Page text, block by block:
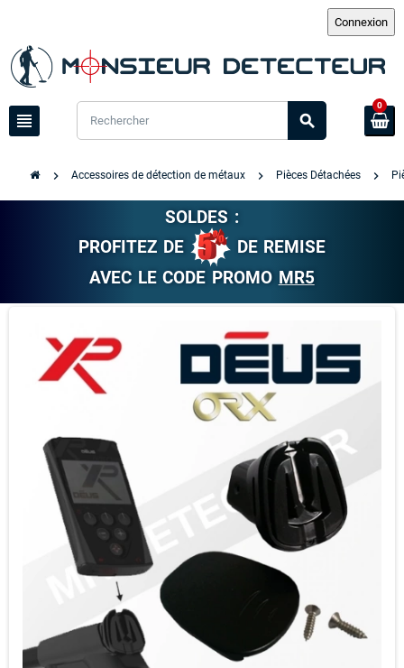
view_headline search
0
chevron_right Accessoires de détection de métaux chevron_right Pièces Détachées chevron_right
SOLDES :
PROFITEZ DE
DE REMISE
AVEC LE CODE PROMO MR5